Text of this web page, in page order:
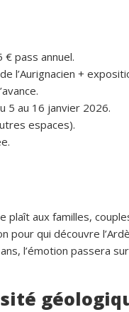
pass annuel.
l’Aurignacien +
5 au 16 janvier 2026.
espaces).
plaît aux familles,
pour qui découvre
l’émotion passera